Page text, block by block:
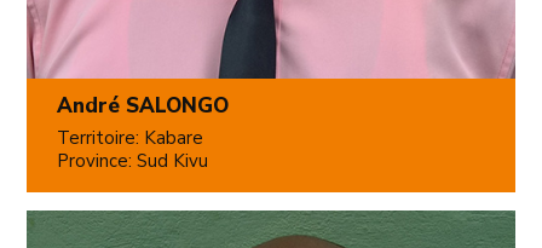
André SALONGO
Territoire: Kabare
Province: Sud Kivu